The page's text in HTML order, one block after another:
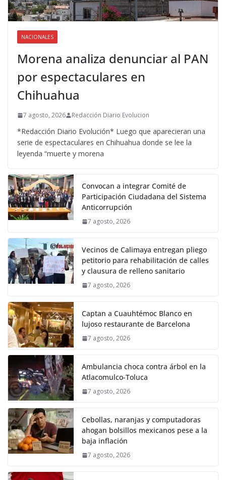
NACIONALES
Morena analiza denunciar al PAN
por espectaculares en
Chihuahua
7 agosto, 2026 Redacción Diario Evolucion
*Redacción Diario Evolución* Luego que aparecieran una
serie de espectaculares en Chihuahua donde se lee la
leyenda “muerte y morena
Convocan a integrar Comité de
Participación Ciudadana del Sistema
Anticorrupción
7 agosto, 2026
Vecinos de Calimaya entregan pliego
petitorio para rehabilitación de calles
y clausura de relleno sanitario
7 agosto, 2026
Captan a Cuauhtémoc Blanco en
lujoso restaurante de Barcelona
7 agosto, 2026
Ambulancia choca contra árbol en la
Atlacomulco-Toluca
7 agosto, 2026
Cebollas, naranjas y computadoras
ahogan bolsillos mexicanos pese a la
baja inflación
7 agosto, 2026